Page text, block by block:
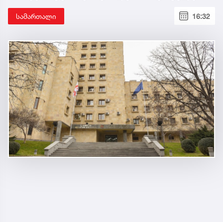
სამართალი 16:32